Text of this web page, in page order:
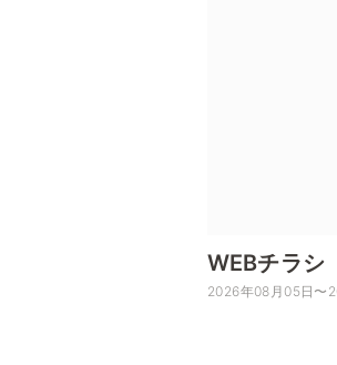
WEBチラ
2026年08月05日〜